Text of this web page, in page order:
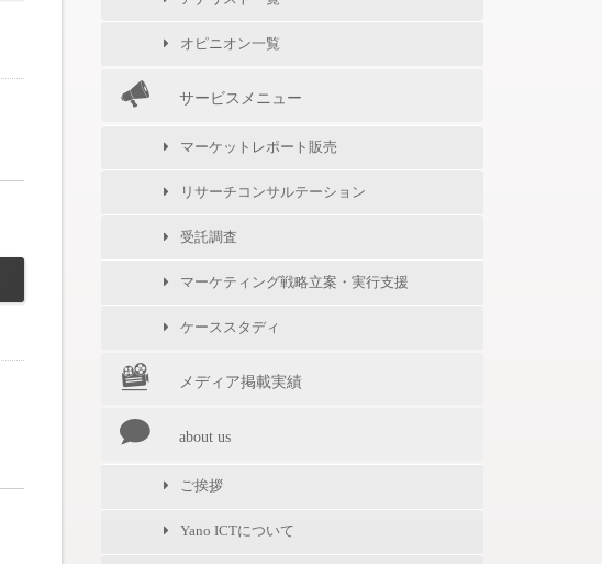
オピニオン一覧
サービスメニュー
マーケットレポート販売
リサーチコンサルテーション
受託調査
マーケティング戦略立案・実行支援
ケーススタディ
メディア掲載実績
about us
ご挨拶
Yano ICTについて